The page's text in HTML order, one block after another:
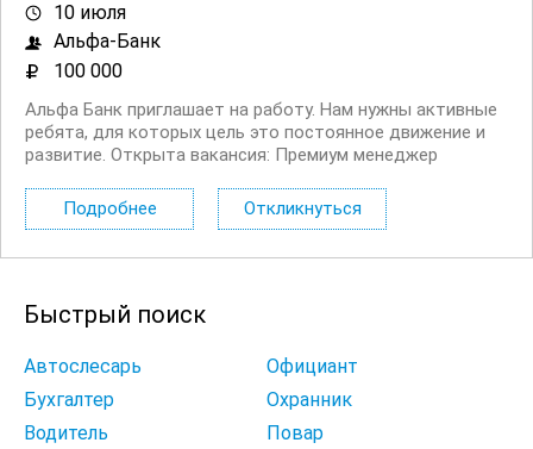
10 июля
Альфа-Банк
100 000
Альфа Банк приглашает на работу. Нам нужны активные
ребята, для которых цель это постоянное движение и
развитие. Открыта вакансия: Премиум менеджер
клиентами лично и по телефону. Чем предстоит
заниматься: Привлекать новых...
Подробнее Откликнуться
Быстрый поиск
Автослесарь
Официант
Бухгалтер
Охранник
Водитель
Повар